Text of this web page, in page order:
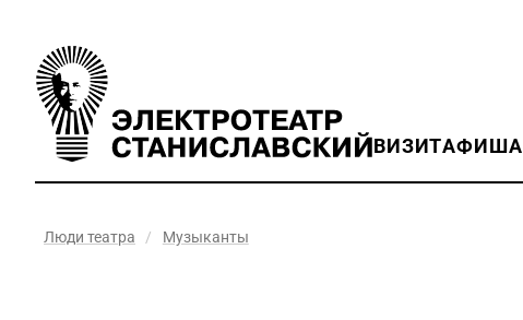
ВИЗИТАФИША
Люди театра / Музыканты